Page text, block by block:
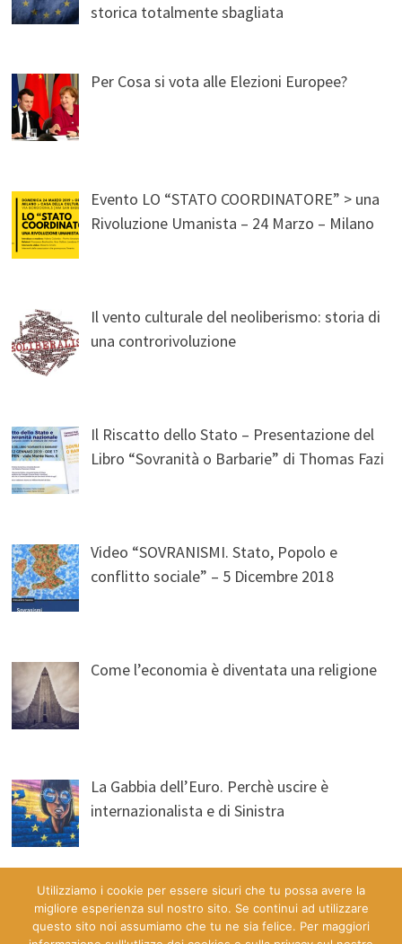
storica totalmente sbagliata
Per Cosa si vota alle Elezioni Europee?
Evento LO “STATO COORDINATORE” > una
Rivoluzione Umanista – 24 Marzo – Milano
Il vento culturale del neoliberismo: storia di
una controrivoluzione
Il Riscatto dello Stato – Presentazione del
Libro “Sovranità o Barbarie” di Thomas Fazi
Video “SOVRANISMI. Stato, Popolo e
conflitto sociale” – 5 Dicembre 2018
Come l’economia è diventata una religione
La Gabbia dell’Euro. Perchè uscire è
internazionalista e di Sinistra
Utilizziamo i cookie per essere sicuri che tu possa avere la
migliore esperienza sul nostro sito. Se continui ad utilizzare
questo sito noi assumiamo che tu ne sia felice. Per maggiori